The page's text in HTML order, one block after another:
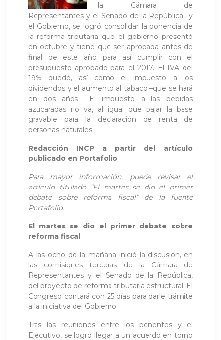
la Cámara de
Representantes y el Senado de la República– y
el Gobierno, se logró consolidar la ponencia de
la reforma tributaria que el gobierno presentó
en octubre y tiene que ser aprobada antes de
final de este año para así cumplir con el
presupuesto aprobado para el 2017. El IVA del
19% quedó, así como el impuesto a los
dividendos y el aumento al tabaco –que se hará
en dos años–. El impuesto a las bebidas
azucaradas no va, al igual que bajar la base
gravable para la declaración de renta de
personas naturales.
Redacción INCP a partir del artículo
publicado en Portafolio
Para mayor información, puede revisar el
artículo titulado “El martes se dio el primer
debate sobre reforma fiscal” de la fuente
Portafolio.
El martes se dio el primer debate sobre
reforma fiscal
A las ocho de la mañana inició la discusión, en
las comisiones terceras de la Cámara de
Representantes y el Senado de la República,
del proyecto de reforma tributaria estructural. El
Congreso contará con 25 días para darle trámite
a la iniciativa del Gobierno.
Tras las reuniones entre los ponentes y el
Ejecutivo, se logró llegar a un acuerdo en torno